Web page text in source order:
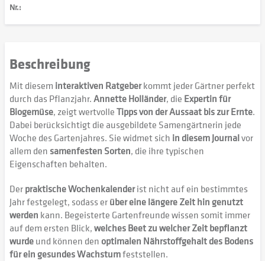
Nr.:
Beschreibung
Mit diesem interaktiven Ratgeberkommt jeder Gärtner perfekt
durch das Pflanzjahr.Annette Holländer, die Expertin für
Biogemüse, zeigt wertvolleTipps von der Aussaat bis zur Ernte.
Dabei berücksichtigt die ausgebildete Samengärtnerin jede
Woche des Gartenjahres. Sie widmet sich in diesem Journalvor
allem den samenfesten Sorten, die ihre typischen
Eigenschaften behalten.
Derpraktische Wochenkalenderist nicht auf ein bestimmtes
Jahr festgelegt, sodass erüber eine längere Zeit hin genutzt
werden kann. Begeisterte Gartenfreunde wissen somit immer
auf dem ersten Blick,welches Beet zu welcher Zeit bepflanzt
wurdeund können den optimalen Nährstoffgehalt des Bodens
für ein gesundes Wachstumfeststellen.